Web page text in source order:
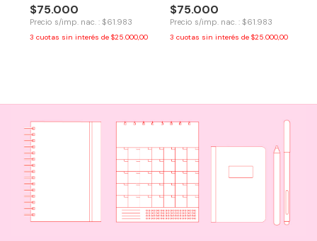
$75.000
Precio s/imp. nac. : $61.983
3 cuotas sin interés de $25.000,00
$75.000
Precio s/imp. nac. : $61.983
3 cuotas sin interés de $25.000,00